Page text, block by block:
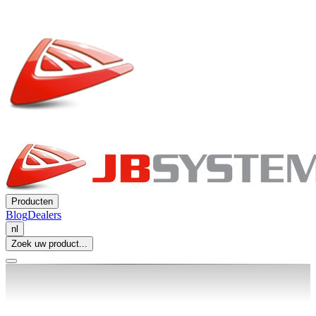
Producten
BlogDealers
nl
Zoek uw product...